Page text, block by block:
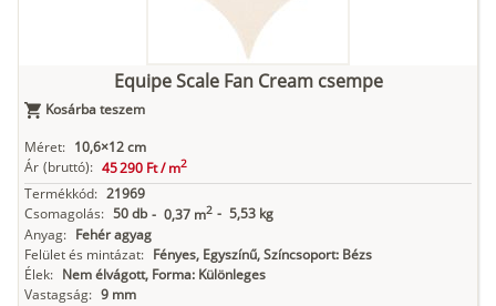
Equipe Scale Fan Cream csempe
Kosárba teszem
Méret: 10,6×12 cm
Ár (bruttó): 45 290 Ft /m2
Termékkód: 21969
Csomagolás: 50 db - 0,37 m2 - 5,53 kg
Anyag: Fehér agyag
Felület és mintázat: Fényes, Egyszínű, Színcsoport: Bézs
Élek: Nem élvágott, Forma: Különleges
Vastagság: 9 mm